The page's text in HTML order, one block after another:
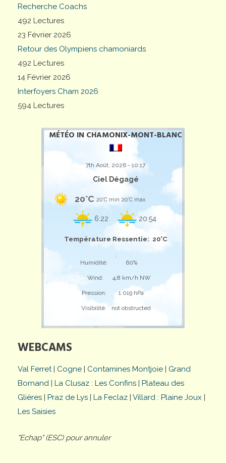
Recherche Coachs
492 Lectures
23 Février 2026
Retour des Olympiens chamoniards
492 Lectures
14 Février 2026
Interfoyers Cham 2026
594 Lectures
MÉTÉO IN CHAMONIX-MONT-BLANC
7th Août, 2026 - 10:17
Ciel Dégagé
20°C 20°C min 20°C max
6:22 20:54
Température Ressentie: 20°C
;
Humidité:
60%
Wind: 4,8 km/h NW
Pression: 1.019 hPa
Visibilité: not obstructed
WEBCAMS
Val Ferret| Cogne | Contamines Montjoie | Grand
Bornand | La Clusaz : Les Confins | Plateau des
Glières | Praz de Lys | La Feclaz | Villard : Plaine Joux |
Les Saisies
"Echap" (ESC) pour annuler